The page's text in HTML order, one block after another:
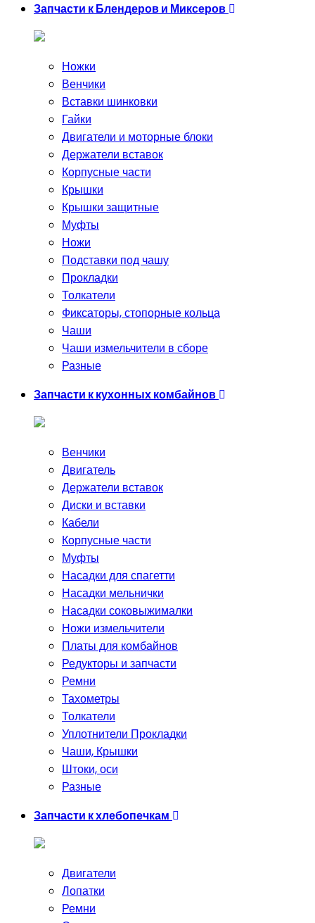
Запчасти к Блендеров и Миксеров
Ножки
Венчики
Вставки шинковки
Гайки
Двигатели и моторные блоки
Держатели вставок
Корпусные части
Крышки
Крышки защитные
Муфты
Ножи
Подставки под чашу
Прокладки
Толкатели
Фиксаторы, стопорные кольца
Чаши
Чаши измельчители в сборе
Разные
Запчасти к кухонных комбайнов
Венчики
Двигатель
Держатели вставок
Диски и вставки
Кабели
Корпусные части
Муфты
Насадки для спагетти
Насадки мельнички
Насадки соковыжималки
Ножи измельчители
Платы для комбайнов
Редукторы и запчасти
Ремни
Тахометры
Толкатели
Уплотнители Прокладки
Чаши, Крышки
Штоки, оси
Разные
Запчасти к хлебопечкам
Двигатели
Лопатки
Ремни